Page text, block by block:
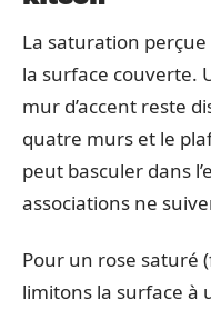
La saturation
la surface couverte.
mur d’accent reste
quatre murs et le
peut basculer dans
associations ne
Pour un rose saturé
limitons la surface à